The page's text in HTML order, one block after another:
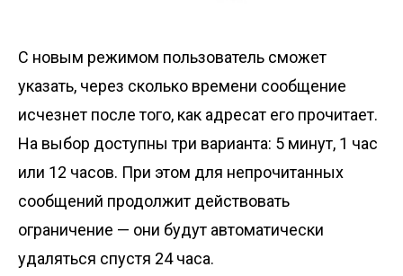
С новым режимом пользователь сможет
указать, через сколько времени сообщение
исчезнет после того, как адресат его прочитает.
На выбор доступны три варианта: 5 минут, 1 час
или 12 часов. При этом для непрочитанных
сообщений продолжит действовать
ограничение — они будут автоматически
удаляться спустя 24 часа.